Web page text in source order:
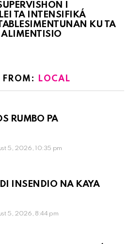
I
TA INTENSIFIKÁ
KU TA
ALIMENTISIO
FROM: LOCAL
RUMBO PA
5, 2026, 10:35 pm
INSENDIO NA KAYA
5, 2026, 8:44 pm